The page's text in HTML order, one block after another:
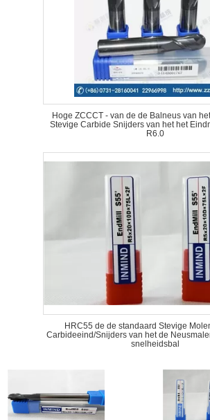
Hoge ZCCCT - van de de Balneus van
Stevige Carbide Snijders van het het
R6.0
HRC55 de de standaard Stevige
Carbideeind/Snijders van het de
snelheidsbal